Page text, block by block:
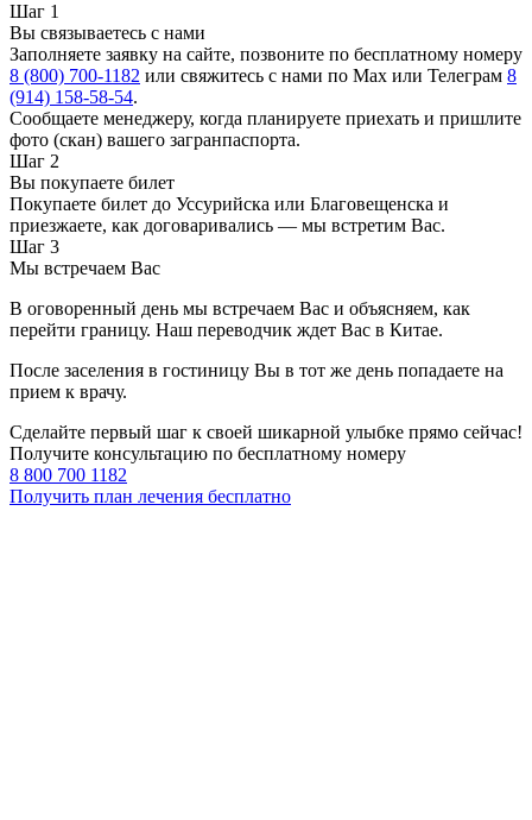
Шаг 1
Вы связываетесь с нами
Заполняете заявку на сайте, позвоните по бесплатному номеру
8 (800) 700-1182 или свяжитесь с нами по Max или Телеграм 8
(914) 158-58-54.
Сообщаете менеджеру, когда планируете приехать и пришлите
фото (скан) вашего загранпаспорта.
Шаг 2
Вы покупаете билет
Покупаете билет до Уссурийска или Благовещенска и
приезжаете, как договаривались — мы встретим Вас.
Шаг 3
Мы встречаем Вас
В оговоренный день мы встречаем Вас и объясняем, как
перейти границу. Наш переводчик ждет Вас в Китае.
После заселения в гостиницу Вы в тот же день попадаете на
прием к врачу.
Сделайте первый шаг к своей шикарной улыбке прямо сейчас!
Получите консультацию по бесплатному номеру
8 800 700 1182
Получить план лечения бесплатно